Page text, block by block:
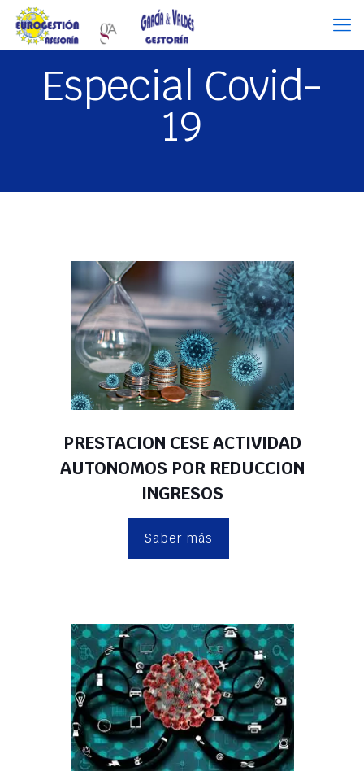
Especial Covid-
19
PRESTACION CESE ACTIVIDAD
AUTONOMOS POR REDUCCION
INGRESOS
Saber más